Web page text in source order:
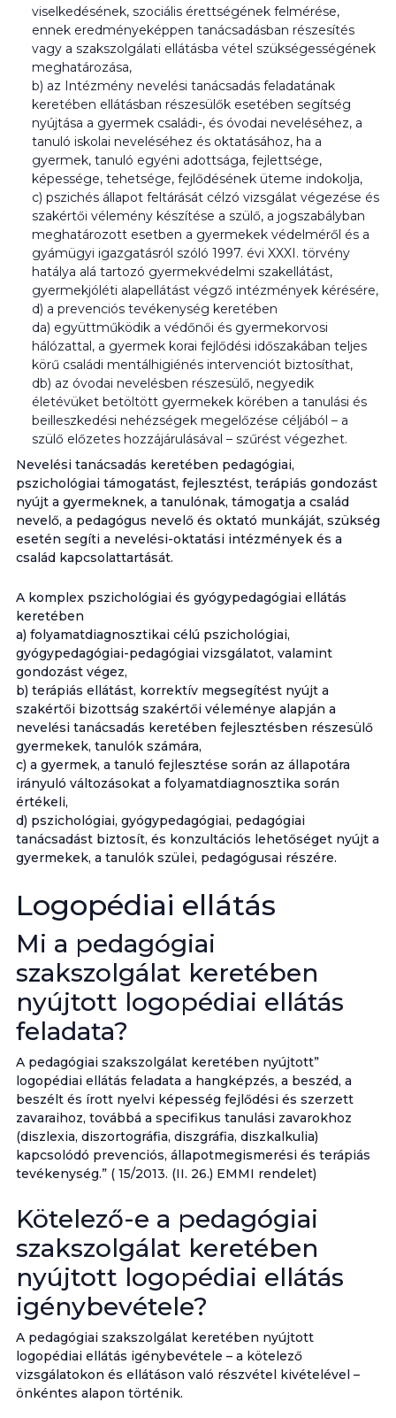
viselkedésének, szociális érettségének felmérése,
ennek eredményeképpen tanácsadásban részesítés
vagy a szakszolgálati ellátásba vétel szükségességének
meghatározása,
b) az Intézmény nevelési tanácsadás feladatának
keretében ellátásban részesülők esetében segítség
nyújtása a gyermek családi-, és óvodai neveléséhez, a
tanuló iskolai neveléséhez és oktatásához, ha a
gyermek, tanuló egyéni adottsága, fejlettsége,
képessége, tehetsége, fejlődésének üteme indokolja,
c) pszichés állapot feltárását célzó vizsgálat végezése és
szakértői vélemény készítése a szülő, a jogszabályban
meghatározott esetben a gyermekek védelméről és a
gyámügyi igazgatásról szóló 1997. évi XXXI. törvény
hatálya alá tartozó gyermekvédelmi szakellátást,
gyermekjóléti alapellátást végző intézmények kérésére,
d) a prevenciós tevékenység keretében
da) együttműködik a védőnői és gyermekorvosi
hálózattal, a gyermek korai fejlődési időszakában teljes
körű családi mentálhigiénés intervenciót biztosíthat,
db) az óvodai nevelésben részesülő, negyedik
életévüket betöltött gyermekek körében a tanulási és
beilleszkedési nehézségek megelőzése céljából – a
szülő előzetes hozzájárulásával – szűrést végezhet.
Nevelési tanácsadás keretében pedagógiai,
pszichológiai támogatást, fejlesztést, terápiás gondozást
nyújt a gyermeknek, a tanulónak, támogatja a család
nevelő, a pedagógus nevelő és oktató munkáját, szükség
esetén segíti a nevelési-oktatási intézmények és a
család kapcsolattartását.
A komplex pszichológiai és gyógypedagógiai ellátás
keretében
a) folyamatdiagnosztikai célú pszichológiai,
gyógypedagógiai-pedagógiai vizsgálatot, valamint
gondozást végez,
b) terápiás ellátást, korrektív megsegítést nyújt a
szakértői bizottság szakértői véleménye alapján a
nevelési tanácsadás keretében fejlesztésben részesülő
gyermekek, tanulók számára,
c) a gyermek, a tanuló fejlesztése során az állapotára
irányuló változásokat a folyamatdiagnosztika során
értékeli,
d) pszichológiai, gyógypedagógiai, pedagógiai
tanácsadást biztosít, és konzultációs lehetőséget nyújt a
gyermekek, a tanulók szülei, pedagógusai részére.
Logopédiai ellátás
Mi a pedagógiai
szakszolgálat keretében
nyújtott logopédiai ellátás
feladata?
A pedagógiai szakszolgálat keretében nyújtott”
logopédiai ellátás feladata a hangképzés, a beszéd, a
beszélt és írott nyelvi képesség fejlődési és szerzett
zavaraihoz, továbbá a specifikus tanulási zavarokhoz
(diszlexia, diszortográfia, diszgráfia, diszkalkulia)
kapcsolódó prevenciós, állapotmegismerési és terápiás
tevékenység.” ( 15/2013. (II. 26.) EMMI rendelet)
Kötelező-e a pedagógiai
szakszolgálat keretében
nyújtott logopédiai ellátás
igénybevétele?
A pedagógiai szakszolgálat keretében nyújtott
logopédiai ellátás igénybevétele – a kötelező
vizsgálatokon és ellátáson való részvétel kivételével –
önkéntes alapon történik.